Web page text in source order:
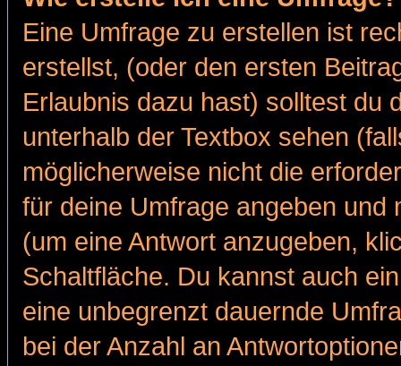
Eine Umfrage zu erstellen ist
erstellst, (oder den ersten
Erlaubnis dazu hast) solltest du
unterhalb der Textbox sehen
möglicherweise nicht die
für deine Umfrage angeben und
(um eine Antwort anzugeben,
Schaltfläche. Du kannst auch
eine unbegrenzt dauernde
bei der Anzahl an